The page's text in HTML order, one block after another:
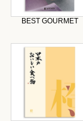
BEST GOURMET